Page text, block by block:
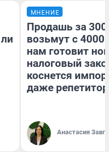
МНЕНИЕ
Продашь за
возьмут с
нам готовит
налоговый
коснется
даже
Анастасия